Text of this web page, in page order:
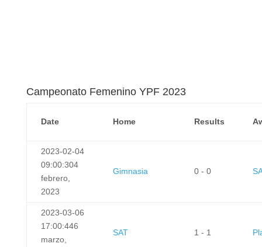
Campeonato Femenino YPF 2023
Date Home Results
2023-02-04
09:00:304
febrero,
2023
Gimnasia 0 - 0
2023-03-06
17:00:446
marzo,
SAT 1 - 1